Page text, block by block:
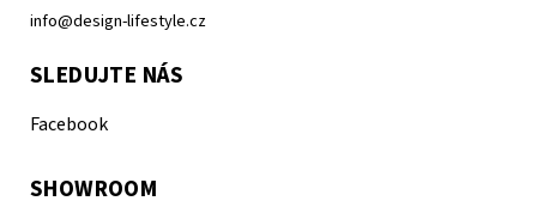
info@design-lifestyle.cz
SLEDUJTE NÁS
Facebook
SHOWROOM